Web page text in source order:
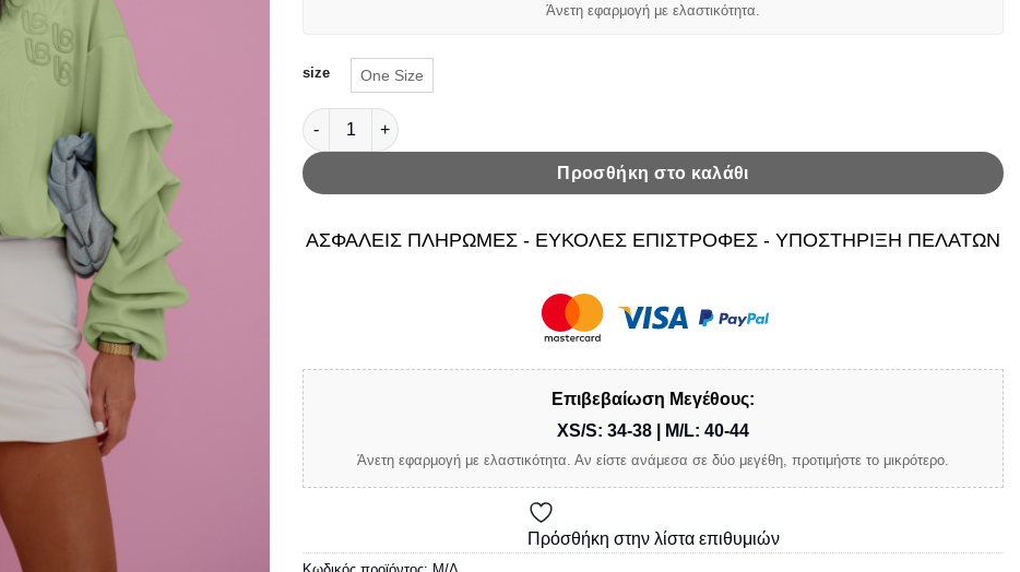
Άνετη εφαρμογή με ελαστικότητα.
size One Size
Γυναικείο Φούτερ Remy Matcha Oversized με Φουσκωτά Μανίκια και Premium Απαλή Υφή
Προσθήκη στο καλάθι
ΑΣΦΑΛΕΙΣ ΠΛΗΡΩΜΕΣ - ΕΥΚΟΛΕΣ ΕΠΙΣΤΡΟΦΕΣ - ΥΠΟΣΤΗΡΙΞΗ ΠΕΛΑΤΩΝ
Επιβεβαίωση Μεγέθους:
XS/S: 34-38 | M/L: 40-44
Άνετη εφαρμογή με ελαστικότητα. Αν είστε ανάμεσα σε δύο μεγέθη, προτιμήστε το μικρότερο.
Πρόσθήκη στην λίστα επιθυμιών